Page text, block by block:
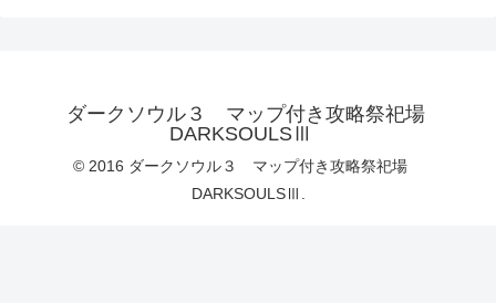
ダークソウル３ マップ付き攻略祭祀場
DARKSOULSⅢ
© 2016 ダークソウル３ マップ付き攻略祭祀場
DARKSOULSⅢ.